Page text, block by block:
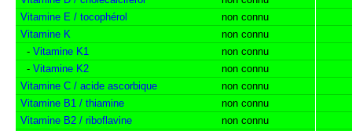
Vitamine E / tocophérol
non connu
Vitamine K
non connu
- Vitamine K1
non connu
- Vitamine K2
non connu
Vitamine C / acide ascorbique
non connu
Vitamine B1 / thiamine
non connu
Vitamine B2 / riboflavine
non connu